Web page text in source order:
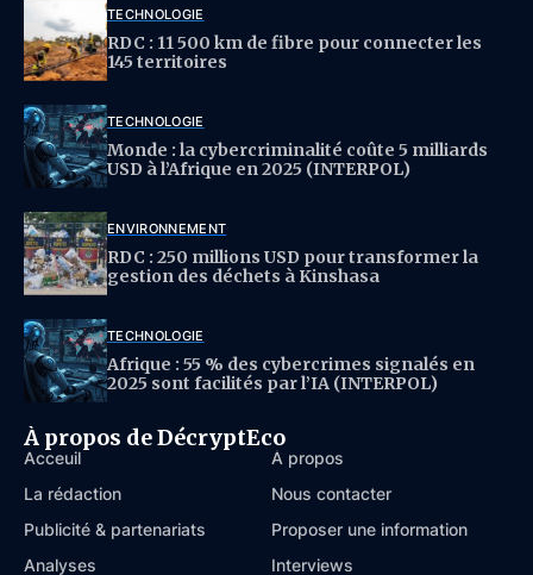
TECHNOLOGIE
RDC : 11 500 km de fibre pour connecter les
145 territoires
TECHNOLOGIE
Monde : la cybercriminalité coûte 5 milliards
USD à l’Afrique en 2025 (INTERPOL)
ENVIRONNEMENT
RDC : 250 millions USD pour transformer la
gestion des déchets à Kinshasa
TECHNOLOGIE
Afrique : 55 % des cybercrimes signalés en
2025 sont facilités par l’IA (INTERPOL)
À propos de DécryptEco
Acceuil
À propos
La rédaction
Nous contacter
Publicité & partenariats
Proposer une information
Analyses
Interviews